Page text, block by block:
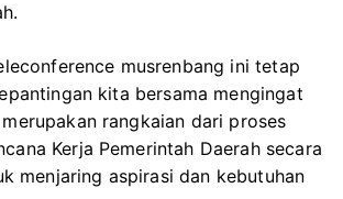
musrenbang ini tetap
kita bersama mengingat
rangkaian dari proses
Kerja Pemerintah Daerah secara
menjaring aspirasi dan kebutuhan